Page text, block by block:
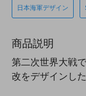
日本海軍デザイン
商品説明
第二次世界大戦
改をデザインし